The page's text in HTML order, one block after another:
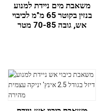
משאבת מים ניידת למנוע
בנזין בקוטר 65 מ"מ לכיבוי
אש, גובה 70-85 מטר